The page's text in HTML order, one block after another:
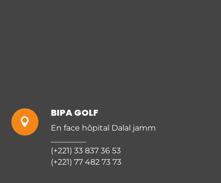

BIPA GOLF
En face hôpital Dalal jamm
(+221) 33 837 36 53
(+221) 77 482 73 73